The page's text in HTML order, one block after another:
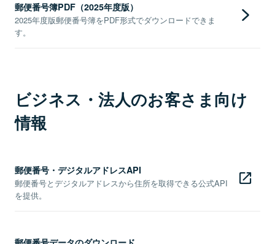
郵便番号簿PDF（2025年度版）
2025年度版郵便番号簿をPDF形式でダウンロードできま
す。
ビジネス・法人のお客さま向け
情報
郵便番号・デジタルアドレスAPI
郵便番号とデジタルアドレスから住所を取得できる公式API
を提供。